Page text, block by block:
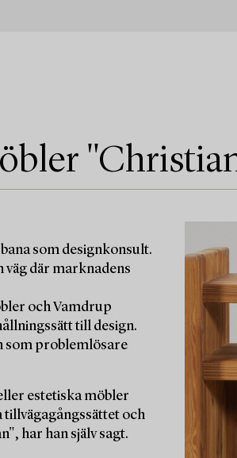
som designkonsult.
väg där marknadens
och Vamdrup
till design.
som problemlösare
estetiska möbler
tillvägagångssättet och
har han själv sagt.